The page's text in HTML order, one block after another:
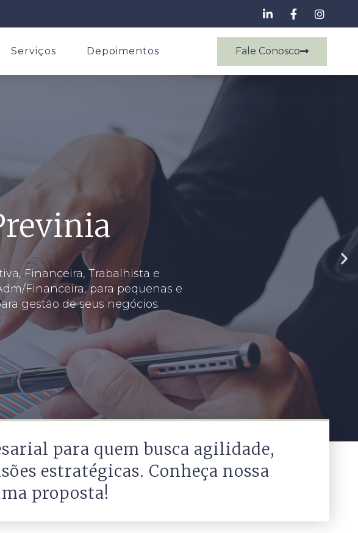
Serviços Depoimentos Fale Conosco
Financeira, Trabalhista e
Financeira, para pequenas e
gestão de seus negócios.
para quem busca agilidade,
estratégicas. Conheça nossa
proposta!